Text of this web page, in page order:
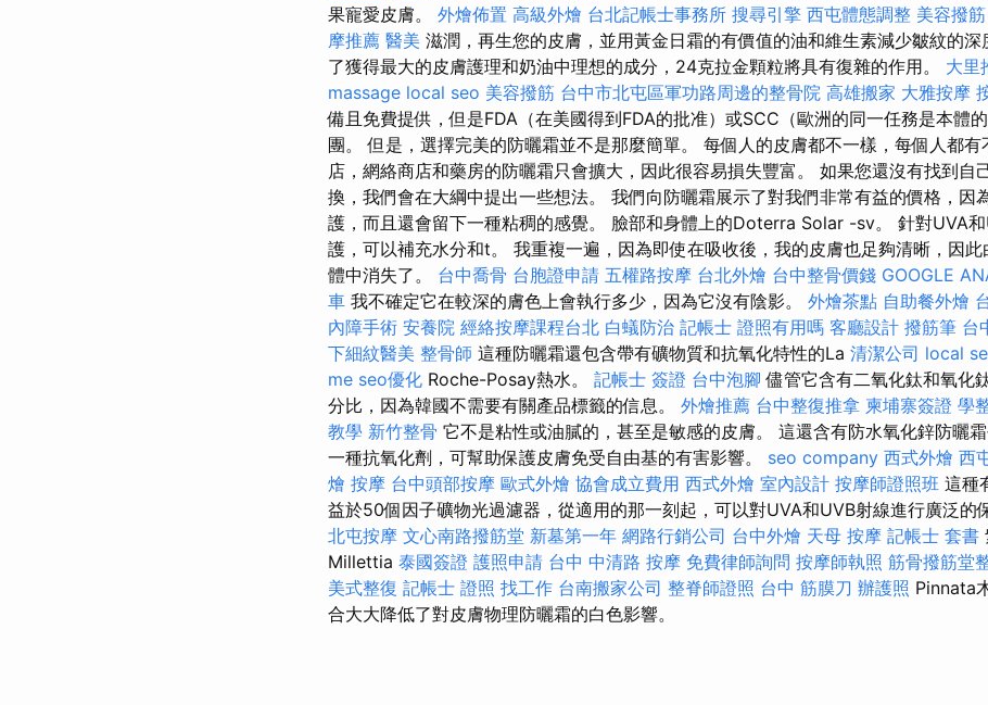
果寵愛皮膚。 外燴佈置 高級外燴 台北記帳士事務所 搜尋引擎 西屯體態調整 美容撥筋
摩推薦 醫美 滋潤，再生您的皮膚，並用黃金日霜的有價值的油和維生素減少皺紋的深
了獲得最大的皮膚護理和奶油中理想的成分，24克拉金顆粒將具有復雜的作用。 大里
massage local seo 美容撥筋 台中市北屯區軍功路周邊的整骨院 高雄搬家 大雅按摩
備且免費提供，但是FDA（在美國得到FDA的批准）或SCC（歐洲的同一任務是本體
團。 但是，選擇完美的防曬霜並不是那麼簡單。 每個人的皮膚都不一樣，每個人都
店，網絡商店和藥房的防曬霜只會擴大，因此很容易損失豐富。 如果您還沒有找到自
換，我們會在大綱中提出一些想法。 我們向防曬霜展示了對我們非常有益的價格，因
護，而且還會留下一種粘稠的感覺。 臉部和身體上的Doterra Solar -sv。 針對UVA
護，可以補充水分和t。 我重複一遍，因為即使在吸收後，我的皮膚也足夠清晰，因
體中消失了。 台中喬骨 台胞證申請 五權路按摩 台北外燴 台中整骨價錢 GOOGLE
車 我不確定它在較深的膚色上會執行多少，因為它沒有陰影。 外燴茶點 自助餐外燴
內障手術 安養院 經絡按摩課程台北 白蟻防治 記帳士 證照有用嗎 客廳設計 撥筋筆 台
下細紋醫美 整骨師 這種防曬霜還包含帶有礦物質和抗氧化特性的La 清潔公司 local
me seo優化 Roche-Posay熱水。 記帳士 簽證 台中泡腳 儘管它含有二氧化鈦和氧化
分比，因為韓國不需要有關產品標籤的信息。 外燴推薦 台中整復推拿 柬埔寨簽證 學
教學 新竹整骨 它不是粘性或油膩的，甚至是敏感的皮膚。 這還含有防水氧化鋅防曬
一種抗氧化劑，可幫助保護皮膚免受自由基的有害影響。 seo company 西式外燴 西
燴 按摩 台中頭部按摩 歐式外燴 協會成立費用 西式外燴 室內設計 按摩師證照班 這種
益於50個因子礦物光過濾器，從適用的那一刻起，可以對UVA和UVB射線進行廣泛的
北屯按摩 文心南路撥筋堂 新墓第一年 網路行銷公司 台中外燴 天母 按摩 記帳士 套書
Millettia 泰國簽證 護照申請 台中 中清路 按摩 免費律師詢問 按摩師執照 筋骨撥筋堂
美式整復 記帳士 證照 找工作 台南搬家公司 整脊師證照 台中 筋膜刀 辦護照 Pinnata
合大大降低了對皮膚物理防曬霜的白色影響。